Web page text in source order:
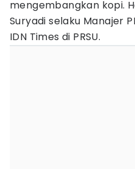
mengembangkan kopi.
Suryadi selaku Manajer
IDN Times di PRSU.